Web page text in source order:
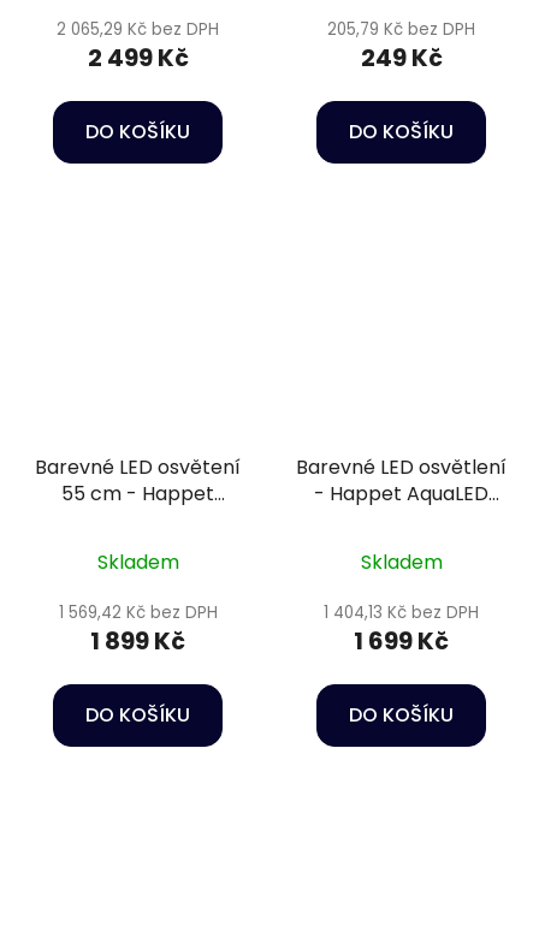
2 065,29 Kč bez DPH
2 499 Kč
DO KOŠÍKU
205,79 Kč bez DPH
249 Kč
DO KOŠÍKU
Barevné LED osvětení
55 cm - Happet
Skladem
1 569,42 Kč bez DPH
1 899 Kč
DO KOŠÍKU
Barevné LED osvětlení
- Happet AquaLED
Skladem
1 404,13 Kč bez DPH
1 699 Kč
DO KOŠÍKU